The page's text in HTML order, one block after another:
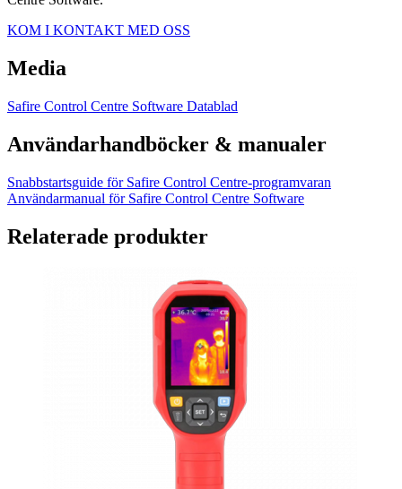
KOM I KONTAKT MED OSS
Media
Safire Control Centre Software Datablad
Användarhandböcker & manualer
Snabbstartsguide för Safire Control Centre-programvaran
Användarmanual för Safire Control Centre Software
Relaterade produkter